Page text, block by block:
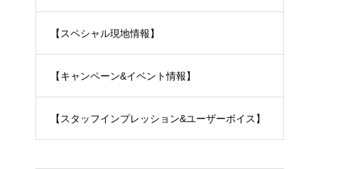
【スペシャル現地情報】
【キャンペーン&イベント情報】
【スタッフインプレッション&ユーザーボイス】